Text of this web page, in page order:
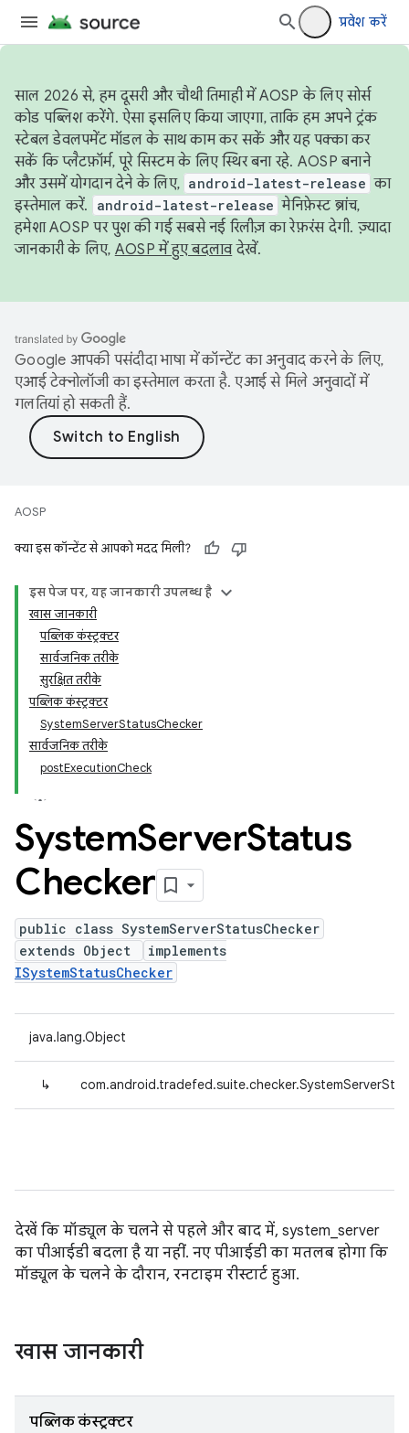
प्रवेश करें
साल 2026 से, हम दूसरी और चौथी तिमाही में AOSP के लिए सोर्स
कोड पब्लिश करेंगे. ऐसा इसलिए किया जाएगा, ताकि हम अपने ट्रंक
स्टेबल डेवलपमेंट मॉडल के साथ काम कर सकें और यह पक्का कर
सकें कि प्लैटफ़ॉर्म, पूरे सिस्टम के लिए स्थिर बना रहे. AOSP बनाने
और उसमें योगदान देने के लिए, android-latest-release का
इस्तेमाल करें.
android-latest-release मेनिफ़ेस्ट ब्रांच,
हमेशा AOSP पर पुश की गई सबसे नई रिलीज़ का रेफ़रंस देगी. ज़्यादा
जानकारी के लिए, AOSP में हुए बदलावदेखें.
Google आपकी पसंदीदा भाषा में कॉन्टेंट का अनुवाद करने के लिए,
एआई टेक्नोलॉजी का इस्तेमाल करता है. एआई से मिले अनुवादों में
गलतियां हो सकती हैं.
AOSP
क्या इस कॉन्टेंट से आपको मदद मिली?
इस पेज पर, यह जानकारी उपलब्ध है
खास जानकारी
पब्लिक कंस्ट्रक्टर
सार्वजनिक तरीके
सुरक्षित तरीके
पब्लिक कंस्ट्रक्टर
SystemServerStatusChecker
सार्वजनिक तरीके
postExecutionCheck
SystemServerStatus
Checker
public class SystemServerStatusChecker
extends Object
implements
ISystemStatusChecker
java.lang.Object
↳
देखें कि मॉड्यूल के चलने से पहले और बाद में, system_server
का पीआईडी बदला है या नहीं. नए पीआईडी का मतलब होगा कि
मॉड्यूल के चलने के दौरान, रनटाइम रीस्टार्ट हुआ.
खास जानकारी
पब्लिक कंस्ट्रक्टर